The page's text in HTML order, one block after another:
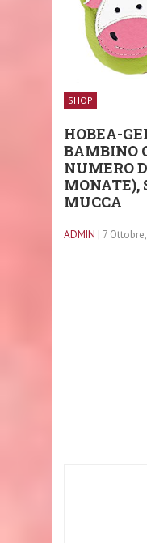
SHOP
HOBEA-
BAMBINO
NUMERO
MONATE),
MUCCA
ADMIN | 7